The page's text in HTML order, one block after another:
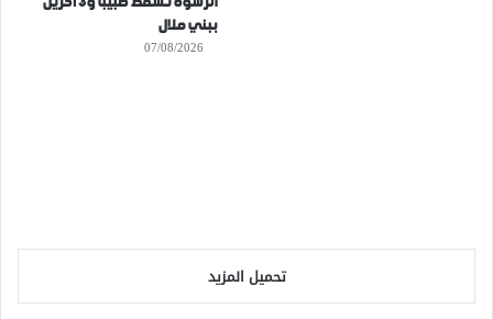
ببني ملال
07/08/2026
تحميل المزيد